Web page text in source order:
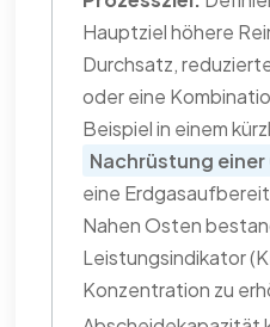
Hauptziel höhere
Durchsatz,
oder eine
Beispiel in einem
Nachrüstung
eine
Nahen Osten
Leistungsindikator
Konzentration zu